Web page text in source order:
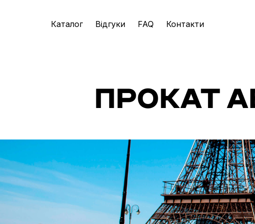
Каталог Відгуки FAQ Контакти
ПРОКАТ